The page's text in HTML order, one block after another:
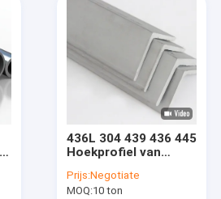
436L 304 439 436 445
Hoekprofiel van
Prijs:Negotiate
MOQ:10 ton